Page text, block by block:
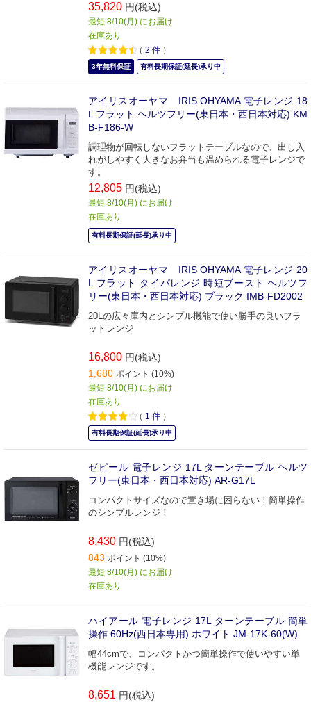
35,820 円(税込)
最短 8/10(月) にお届け
在庫あり
（ 2 件 ）
3年無料保証 有料長期保証(延長)承り中
アイリスオーヤマ IRIS OHYAMA 電子レンジ 18
L フラット ヘルツフリー(東日本・西日本対応) KM
B-F186-W
調理物が回転しないフラットテーブルなので、出し入
れがしやすく大きなお弁当も温められる電子レンジで
す。
12,805 円(税込)
最短 8/10(月) にお届け
在庫あり
有料長期保証(延長)承り中
アイリスオーヤマ IRIS OHYAMA 電子レンジ 20
L フラット タイパレンジ 時短ブースト ヘルツフ
リー(東日本・西日本対応) ブラック IMB-FD2002
20Lの広々庫内とシンプル機能で使い勝手の良いフラ
ットレンジ
16,800 円(税込)
1,680 ポイント (10%)
最短 8/10(月) にお届け
在庫あり
（ 1 件 ）
有料長期保証(延長)承り中
ゼピール 電子レンジ 17L ターンテーブル ヘルツ
フリー(東日本・西日本対応) AR-G17L
コンパクトサイズなので置き場に困らない！簡単操作
のシンプルレンジ！
8,430 円(税込)
843 ポイント (10%)
最短 8/10(月) にお届け
在庫あり
ハイアール 電子レンジ 17L ターンテーブル 簡単
操作 60Hz(西日本専用) ホワイト JM-17K-60(W)
幅44cmで、コンパクトかつ簡単操作で使いやすい単
機能レンジです。
8,651 円(税込)